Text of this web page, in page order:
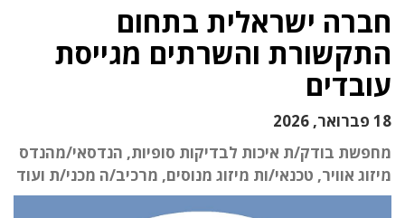
חברה ישראלית בתחום
התקשורת והשרתים מגייסת
עובדים
18 פברואר, 2026
מחפשת בודק/ת איכות לבדיקות סופיות, הנדסאי/מהנדס
מיזוג אוויר, טכנאי/ות מיזוג מנוסים, מרכיב/ה מכני/ת ועוד